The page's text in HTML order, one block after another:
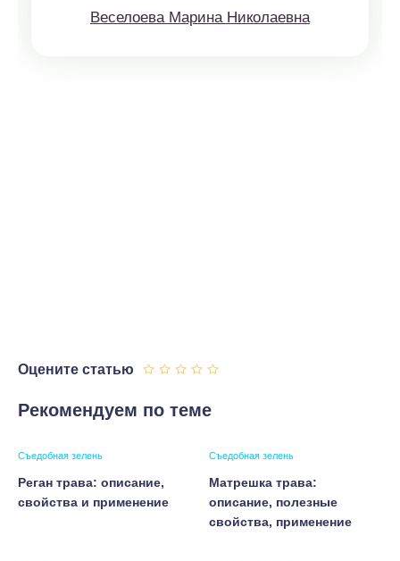
Веселоева Марина Николаевна
Оцените статью
Рекомендуем по теме
Съедобная зелень
Реган трава: описание,
свойства и применение
Съедобная зелень
Матрешка трава:
описание, полезные
свойства, применение